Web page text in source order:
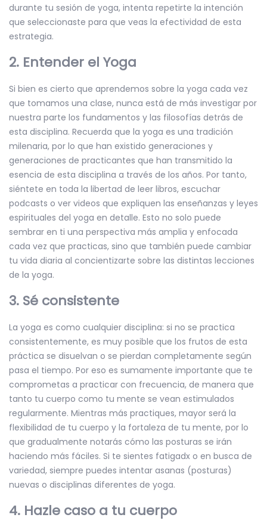
durante tu sesión de yoga, intenta repetirte la intención
que seleccionaste para que veas la efectividad de esta
estrategia.
2. Entender el Yoga
Si bien es cierto que aprendemos sobre la yoga cada vez
que tomamos una clase, nunca está de más investigar por
nuestra parte los fundamentos y las filosofías detrás de
esta disciplina. Recuerda que la yoga es una tradición
milenaria, por lo que han existido generaciones y
generaciones de practicantes que han transmitido la
esencia de esta disciplina a través de los años. Por tanto,
siéntete en toda la libertad de leer libros, escuchar
podcasts o ver videos que expliquen las enseñanzas y leyes
espirituales del yoga en detalle. Esto no solo puede
sembrar en ti una perspectiva más amplia y enfocada
cada vez que practicas, sino que también puede cambiar
tu vida diaria al concientizarte sobre las distintas lecciones
de la yoga.
3. Sé consistente
La yoga es como cualquier disciplina: si no se practica
consistentemente, es muy posible que los frutos de esta
práctica se disuelvan o se pierdan completamente según
pasa el tiempo. Por eso es sumamente importante que te
comprometas a practicar con frecuencia, de manera que
tanto tu cuerpo como tu mente se vean estimulados
regularmente. Mientras más practiques, mayor será la
flexibilidad de tu cuerpo y la fortaleza de tu mente, por lo
que gradualmente notarás cómo las posturas se irán
haciendo más fáciles. Si te sientes fatigadx o en busca de
variedad, siempre puedes intentar asanas (posturas)
nuevas o disciplinas diferentes de yoga.
4. Hazle caso a tu cuerpo